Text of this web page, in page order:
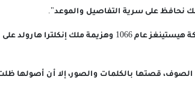
نحافظ على سرية التفاصيل والموعد".
وتمثل المنسوجة البالغ طولها 68 مترا معركة هيستينغز عام 1066
قصتها بالكلمات والصور، إلا أن أصولها